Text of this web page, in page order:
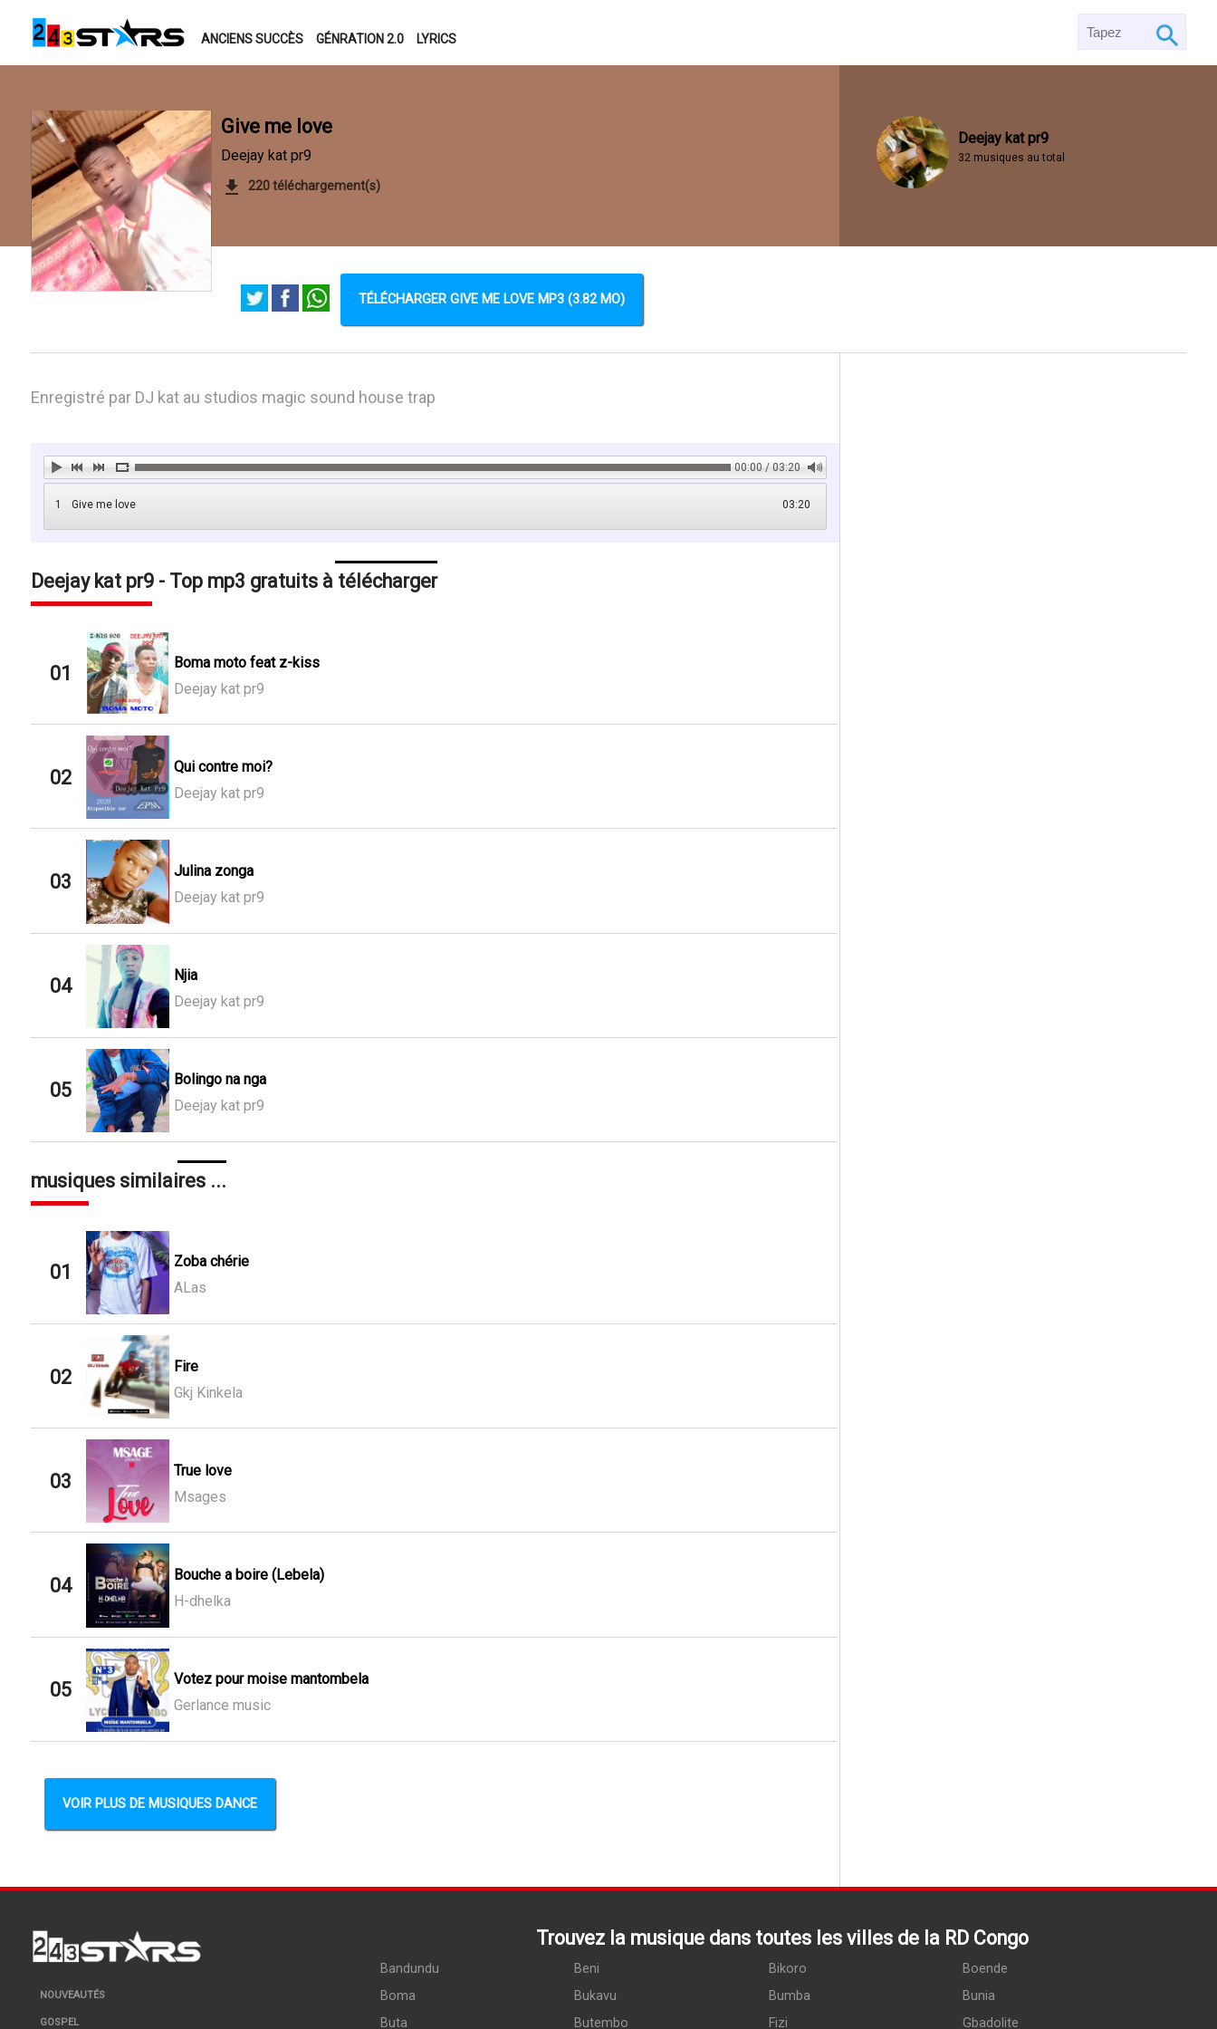
ANCIENS SUCCÈS GÉNRATION 2.0 LYRICS
Give me love
Deejay kat pr9
220 téléchargement(s)
Deejay kat pr9
32 musiques au total
TÉLÉCHARGER GIVE ME LOVE MP3 (3.82 MO)
Enregistré par DJ kat au studios magic sound house trap
00:00 / 03:20
1 03:20
Give me love
Deejay kat pr9 - Top mp3 gratuits à télécharger
01
Boma moto feat z-kiss
Deejay kat pr9
02
Qui contre moi?
Deejay kat pr9
03
Julina zonga
Deejay kat pr9
04
Njia
Deejay kat pr9
05
Bolingo na nga
Deejay kat pr9
musiques similaires ...
01
Zoba chérie
ALas
02
Fire
Gkj Kinkela
03
True love
Msages
04
Bouche a boire (Lebela)
H-dhelka
05
Votez pour moise mantombela
Gerlance music
VOIR PLUS DE MUSIQUES DANCE
NOUVEAUTÉS
GOSPEL
Trouvez la musique dans toutes les villes de la RD Congo
Bandundu Beni Bikoro
Boende
Boma
Bukavu Bumba
Bunia
Buta
Butembo Fizi Gbadolite